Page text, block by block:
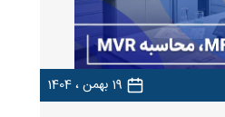
19 بهمن ، 1404